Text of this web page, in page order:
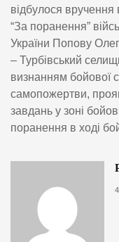
відбулося вручення
“За поранення”
України Попову
– Турбівський
визнанням бойової
самопожертви,
завдань у зоні
поранення в ході